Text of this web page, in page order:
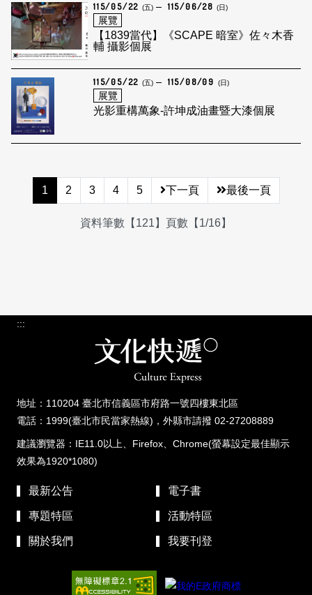
115/05/22 (五) 115/06/28 (日)
展覽
【1839當代】《SCAPE 暗室》佐々木香
輔 攝影個展
115/05/22 (五) 115/08/09 (日)
展覽
光影重構萬象-許坤成油畫暨大漆個展
1 2 3 4 5 下一頁 最後一頁
資料筆數【121】頁數【1/16】
:::
地址：110204 臺北市信義區市府路一號四樓東北區
電話：1999(臺北市民當家熱線)，外縣市請撥 02-27208889
建議瀏覽器：IE11.0以上、Firefox、Chrome(螢幕設定最佳顯示
效果為1920*1080)
最新公告 電子書
專題特區 活動特區
關於我們 我要刊登